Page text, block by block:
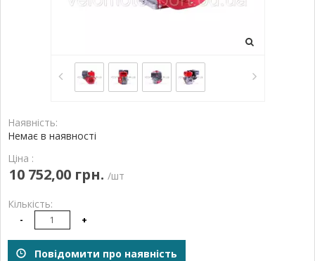
Наявність:
Немає в наявності
Ціна :
10 752,00 грн. /шт
Кількість:
- +
Повідомити про наявність